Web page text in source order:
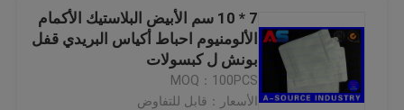
اتصل بنا
اطلب اقتباس
7 * 10 سم الأبيض البلاستيك الأكمام
الألومنيوم احباط أكياس البريدي قفل
بونش ل كبسولات
MOQ：100PCS
الأسعار：قابل للتفاوض